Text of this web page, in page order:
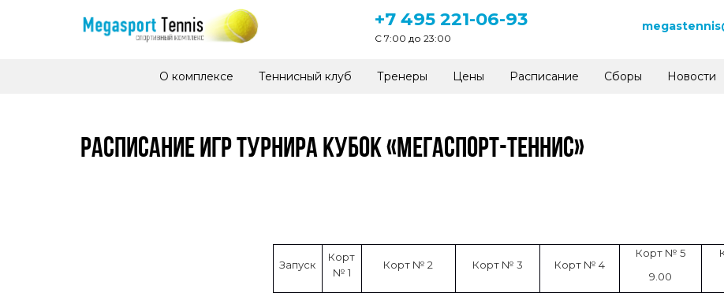
+7 495 221-06-93
C 7:00 до 23:00
О комплексе Теннисный клуб Тренеры Цены Расписание Сборы Новости
РАСПИСАНИЕ ИГР ТУРНИРА КУБОК «МЕГАСПОРТ-ТЕННИС»
Запуск
Корт
№ 1
Корт № 2 Корт № 3 Корт № 4
Корт № 5
9.00